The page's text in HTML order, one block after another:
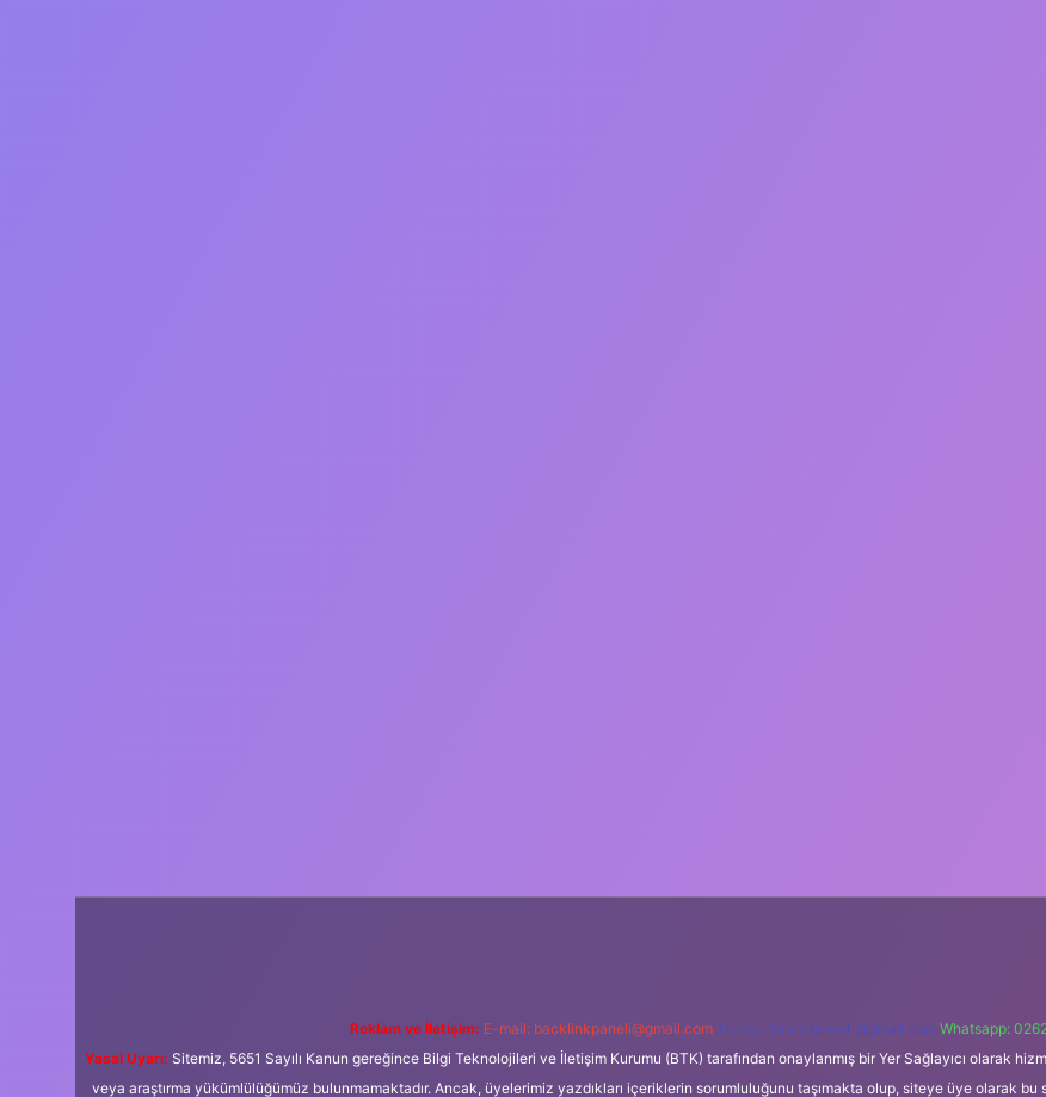
Reklam ve İletişim: E-mail: backlinkpaneli@gmail.com Teams: forumhizmeti@gmail.com Whatsapp:
Yasal Uyarı: Sitemiz, 5651 Sayılı Kanun gereğince Bilgi Teknolojileri ve İletişim Kurumu (BTK) tarafından onaylanmış bir Yer Sağlayıcı olarak
veya araştırma yükümlülüğümüz bulunmamaktadır. Ancak, üyelerimiz yazdıkları içeriklerin sorumluluğunu taşımakta olup, siteye üye olarak